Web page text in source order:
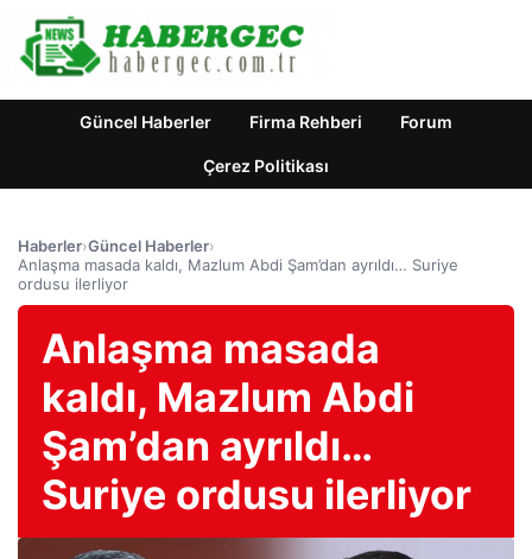
Güncel Haberler Firma Rehberi Forum
Çerez Politikası
Haberler›Güncel Haberler›
Anlaşma masada kaldı, Mazlum Abdi Şam’dan ayrıldı… Suriye
ordusu ilerliyor
Anlaşma masada
kaldı, Mazlum Abdi
Şam’dan ayrıldı…
Suriye ordusu ilerliyor